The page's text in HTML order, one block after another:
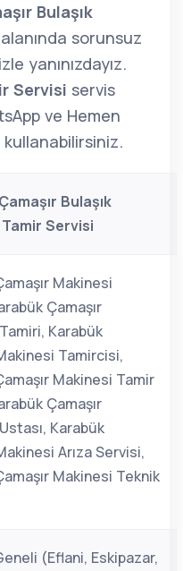
Bulaşık
alanında sorunsuz
yanınızdayız.
Servisi servis
ve Hemen
kullanabilirsiniz.
Bulaşık
Tamir Servisi
Makinesi
Çamaşır
Karabük
Tamircisi,
Makinesi Tamir
Çamaşır
Karabük
Arıza Servisi,
Makinesi Teknik
(Eflani, Eskipazar,